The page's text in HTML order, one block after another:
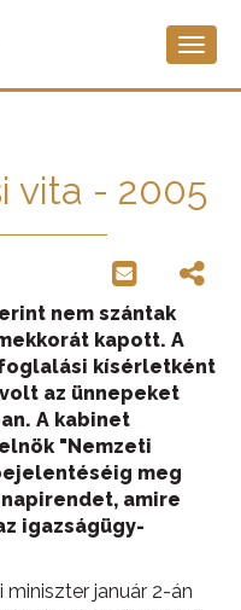
vita - 2005
nem szántak
kapott. A
kísérletként
az ünnepeket
A kabinet
"Nemzeti
meg
amire
igazságügy-
január 2-án